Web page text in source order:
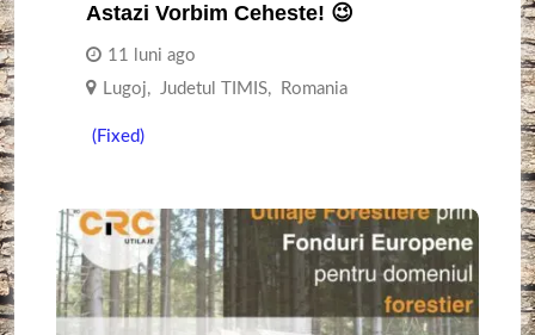
Astazi Vorbim Ceheste! 😉
11 luni ago
Lugoj, Judetul TIMIS, Romania
(Fixed)